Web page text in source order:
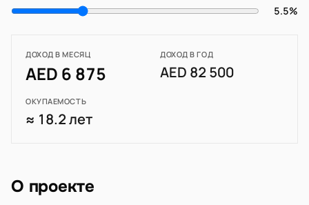
5.5%
ДОХОД В МЕСЯЦ
AED 6 875
ДОХОД В ГОД
AED 82 500
ОКУПАЕМОСТЬ
≈ 18.2 лет
О проекте